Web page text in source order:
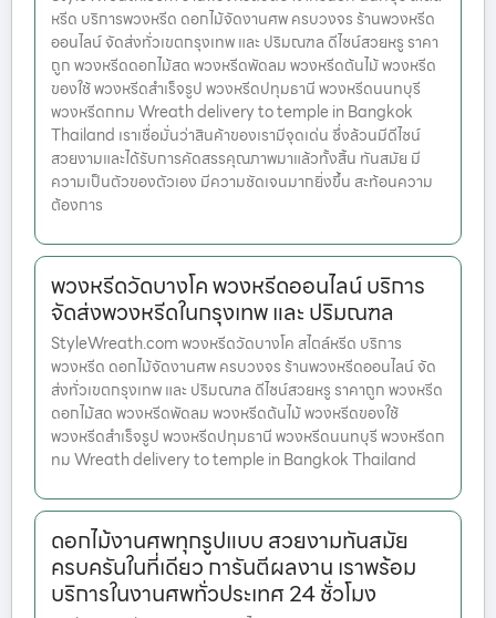
หรีด บริการพวงหรีด ดอกไม้จัดงานศพ ครบวงจร ร้านพวงหรีด
ออนไลน์ จัดส่งทั่วเขตกรุงเทพ และ ปริมณฑล ดีไซน์สวยหรู ราคา
ถูก พวงหรีดดอกไม้สด พวงหรีดพัดลม พวงหรีดต้นไม้ พวงหรีด
ของใช้ พวงหรีดสำเร็จรูป พวงหรีดปทุมธานี พวงหรีดนนทบุรี
พวงหรีดกทม Wreath delivery to temple in Bangkok
Thailand เราเชื่อมั่นว่าสินค้าของเรามีจุดเด่น ซึ่งล้วนมีดีไซน์
สวยงามและได้รับการคัดสรรคุณภาพมาแล้วทั้งสิ้น ทันสมัย มี
ความเป็นตัวของตัวเอง มีความชัดเจนมากยิ่งขึ้น สะท้อนความ
ต้องการ
พวงหรีดวัดบางโค พวงหรีดออนไลน์ บริการ
จัดส่งพวงหรีดในกรุงเทพ และ ปริมณฑล
StyleWreath.com พวงหรีดวัดบางโค สไตล์หรีด บริการ
พวงหรีด ดอกไม้จัดงานศพ ครบวงจร ร้านพวงหรีดออนไลน์ จัด
ส่งทั่วเขตกรุงเทพ และ ปริมณฑล ดีไซน์สวยหรู ราคาถูก พวงหรีด
ดอกไม้สด พวงหรีดพัดลม พวงหรีดต้นไม้ พวงหรีดของใช้
พวงหรีดสำเร็จรูป พวงหรีดปทุมธานี พวงหรีดนนทบุรี พวงหรีดก
ทม Wreath delivery to temple in Bangkok Thailand
ดอกไม้งานศพทุกรูปแบบ สวยงามทันสมัย
ครบครันในที่เดียว การันตีผลงาน เราพร้อม
บริการในงานศพทั่วประเทศ 24 ชั่วโมง